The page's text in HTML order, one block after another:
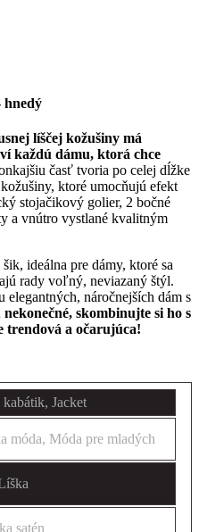
hnedý
líščej kožušiny má
každú dámu, ktorá chce
časť tvoria po celej dĺžke
ktoré umocňujú efekt
stojačikový golier, 2 bočné
a vnútro vystlané kvalitným
ideálna pre dámy, ktoré sa
rady voľný, neviazaný štýl.
náročnejších dám s
skombinujte si ho s
trendová a očarujúca!
Jacket
móda, Móda pre mladých
satén